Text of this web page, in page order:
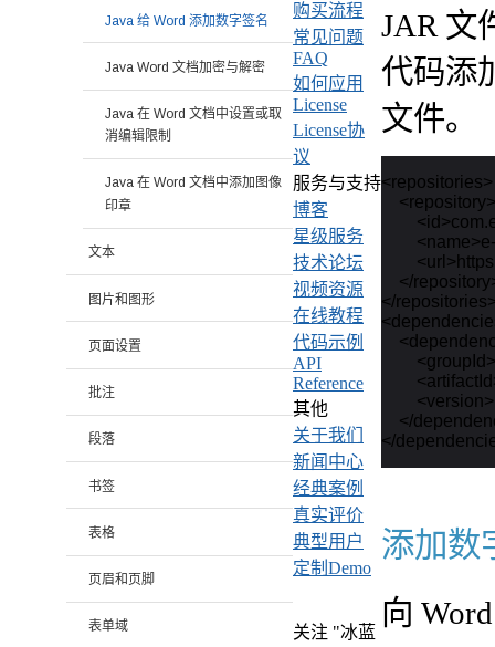
JAR 文
代码添
文件。
<repositories>
    <repository>
</
</
</
添加数
向
Java 给 Word 添加数字签名
Java Word 文档加密与解密
Java 在 Word 文档中设置或取
消编辑限制
Java 在 Word 文档中添加图像
印章
文本
图片和图形
页面设置
批注
段落
书签
表格
页眉和页脚
表单域
购买流程
常见问题
FAQ
如何应用
License
License协
议
服务与支持
博客
星级服务
技术论坛
视频资源
在线教程
代码示例
API
Reference
其他
关于我们
新闻中心
经典案例
真实评价
典型用户
定制Demo
关注 "冰蓝